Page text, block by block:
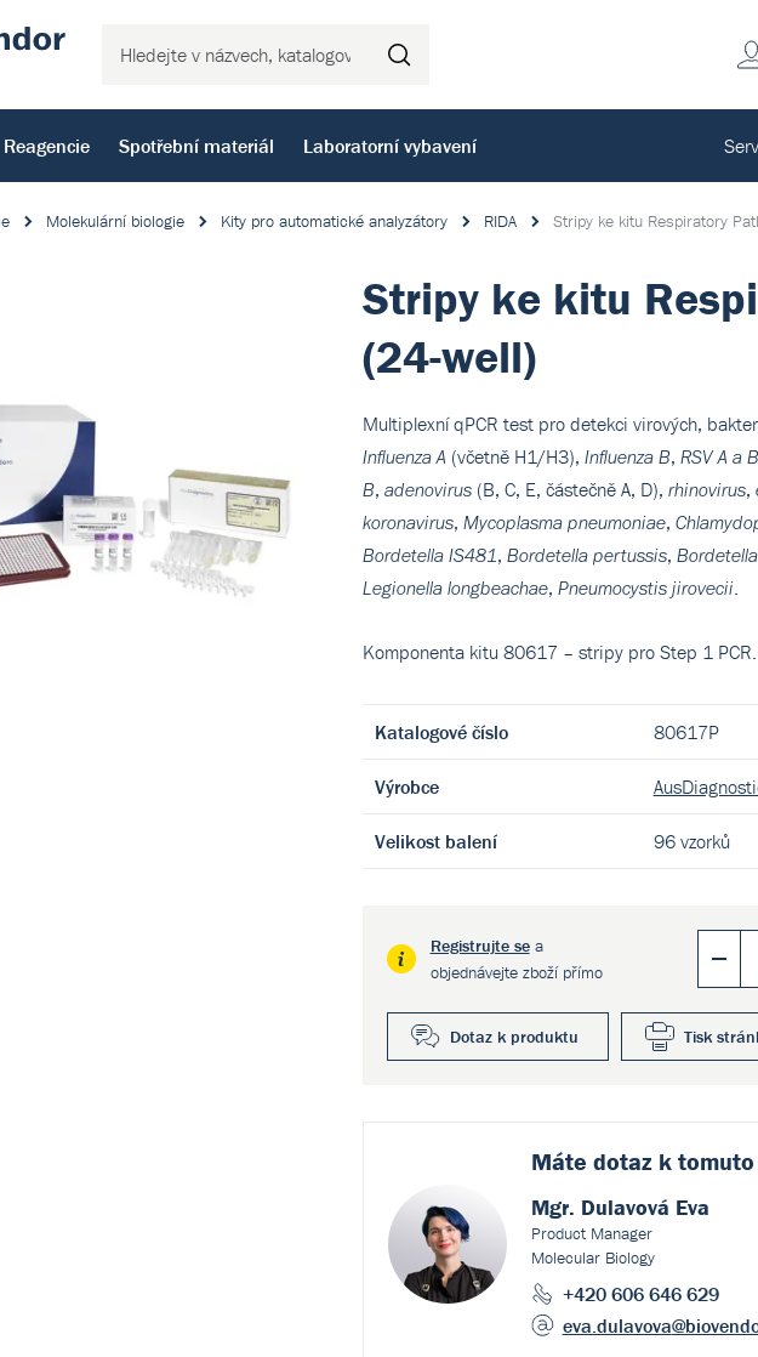
Reagencie Spotřební materiál Laboratorní vybavení
Molekulární biologie Kity pro automatické analyzátory RIDA Stripy ke kitu Respiratory
Stripy ke kitu
(24-well)
Multiplexní qPCR test pro detekci virových,
Influenza A (včetně H1/H3), Influenza B, RSV A a B
B, adenovirus(B, C, E, částečně A, D), rhinovirus,
koronavirus, Mycoplasma pneumoniae,
Bordetella IS481, Bordetella pertussis,
Legionella longbeachae, Pneumocystis jirovecii.
Komponenta kitu 80617 – stripy pro Step 1 PCR.
Katalogové číslo 80617P
Výrobce
Velikost balení 96 vzorků
Registrujte sea
objednávejte zboží přímo
Dotaz k produktu Tisk
Máte dotaz k
Mgr. Dulavová Eva
Product Manager
Molecular Biology
+420 606 646 629
eva.dulavova